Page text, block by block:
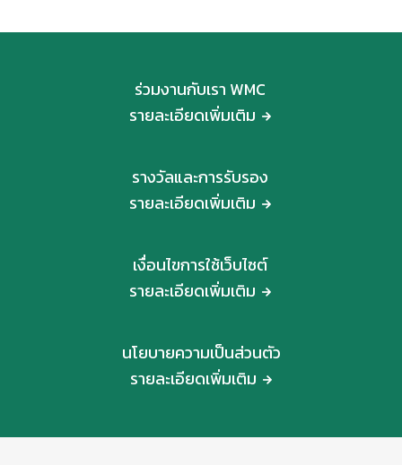
ร่วมงานกับเรา WMC
รายละเอียดเพิ่มเติม
รางวัลและการรับรอง
รายละเอียดเพิ่มเติม
เงื่อนไขการใช้เว็บไซต์
รายละเอียดเพิ่มเติม
นโยบายความเป็นส่วนตัว
รายละเอียดเพิ่มเติม